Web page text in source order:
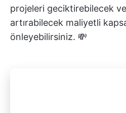
projeleri geciktirebilecek
artırabilecek maliyetli
önleyebilirsiniz. 💸